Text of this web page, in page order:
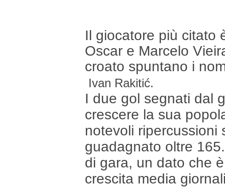
Il giocatore più citato
Oscar e Marcelo
croato spuntano i
Ivan Rakitić.
I due gol segnati dal
crescere la sua
notevoli ripercussioni
guadagnato oltre
di gara, un dato che
crescita media